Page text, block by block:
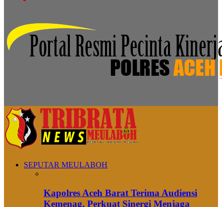
SEPUTAR MEULABOH
Kapolres Aceh Barat Terima Audiensi
Kemenag, Perkuat Sinergi Menjaga